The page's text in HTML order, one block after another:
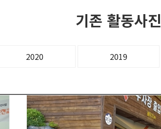
기존 활동사진
2020 2019